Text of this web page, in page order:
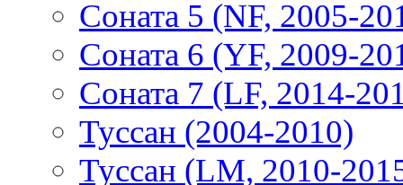
Соната 5 (NF, 2005-
Соната 6 (YF, 2009-
Соната 7 (LF, 2014-
Туссан (2004-2010)
Туссан (LM, 2010-